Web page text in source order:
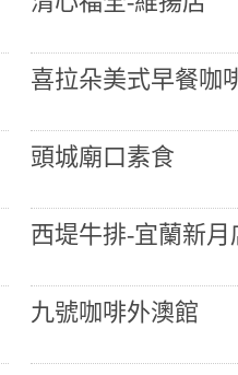
喜拉朵美式早餐咖
頭城廟口素食
西堤牛排-宜蘭新月
九號咖啡外澳館